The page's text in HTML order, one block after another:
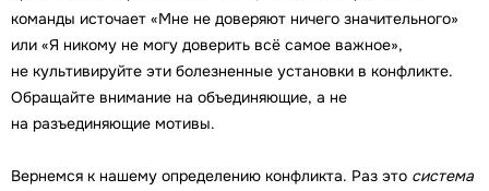
команды источает «Мне не доверяют ничего значительного»
или «Я никому не могу доверить всё самое важное»,
не культивируйте эти болезненные установки в конфликте.
Обращайте внимание на объединяющие, а не
на разъединяющие мотивы.
Вернемся к нашему определению конфликта. Раз это система